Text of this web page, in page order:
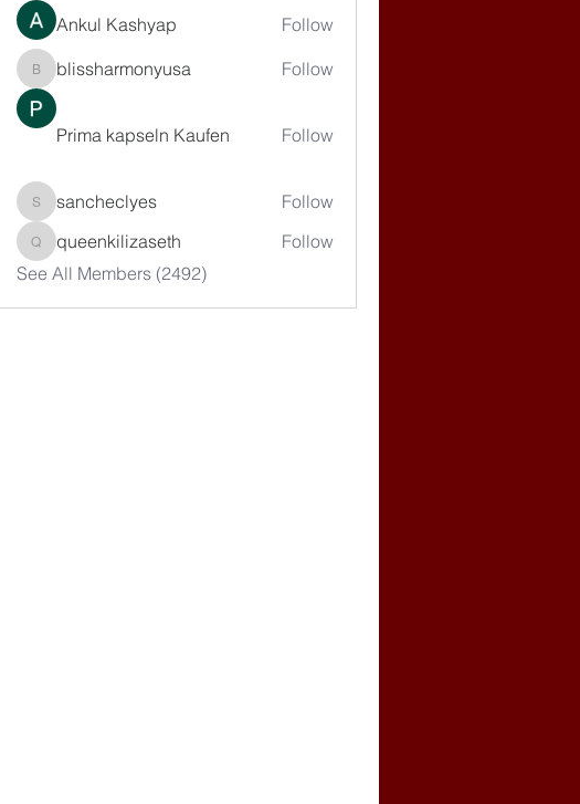
Ankul Kashyap Follow
blissharmonyusa
blissharmonyusa Follow
Prima kapseln Kaufen Follow
sancheclyes
sancheclyes Follow
queenkilizaseth
queenkilizaseth
Follow
See All Members (2492)